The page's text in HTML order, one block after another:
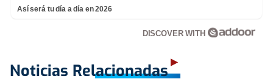
Así será tu día a día en 2026
DISCOVER WITH
Noticias Relacionadas